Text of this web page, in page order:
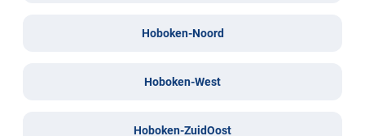
Hoboken-Noord
Hoboken-West
Hoboken-ZuidOost